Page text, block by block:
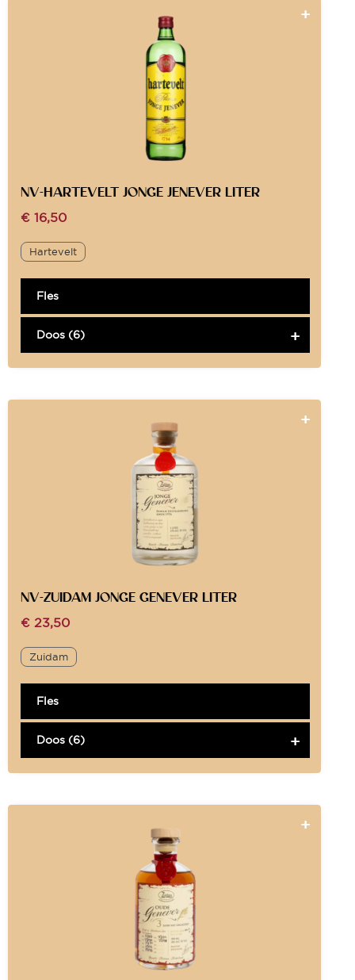
NV-HARTEVELT JONGE JENEVER LITER
€ 16,50
Hartevelt
Fles
Doos (6)
NV-ZUIDAM JONGE GENEVER LITER
€ 23,50
Zuidam
Fles
Doos (6)